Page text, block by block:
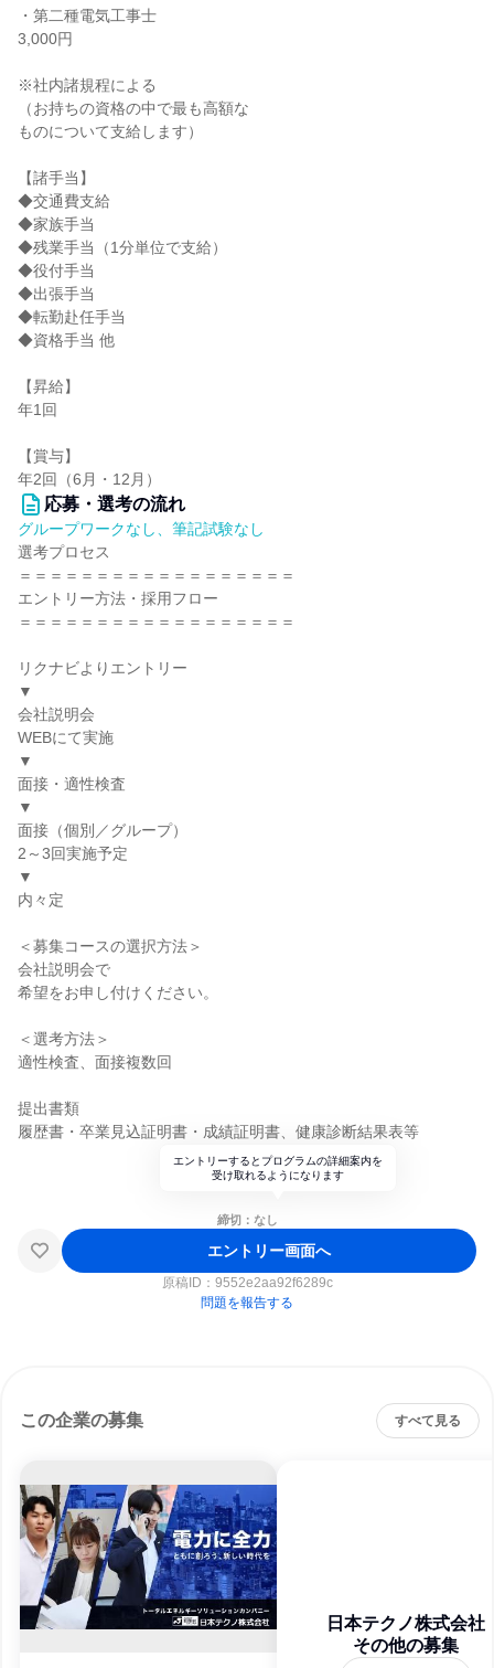
・第二種電気工事士
3,000円
※社内諸規程による
（お持ちの資格の中で最も高額な
ものについて支給します）
【諸手当】
◆交通費支給
◆家族手当
◆残業手当（1分単位で支給）
◆役付手当
◆出張手当
◆転勤赴任手当
◆資格手当 他
【昇給】
年1回
【賞与】
年2回（6月・12月）
応募・選考の流れ
グループワークなし、筆記試験なし
選考プロセス
＝＝＝＝＝＝＝＝＝＝＝＝＝＝＝＝＝＝
エントリー方法・採用フロー
＝＝＝＝＝＝＝＝＝＝＝＝＝＝＝＝＝＝
リクナビよりエントリー
▼
会社説明会
WEBにて実施
▼
面接・適性検査
▼
面接（個別／グループ）
2～3回実施予定
▼
内々定
＜募集コースの選択方法＞
会社説明会で
希望をお申し付けください。
＜選考方法＞
適性検査、面接複数回
提出書類
履歴書・卒業見込証明書・成績証明書、健康診断結果表等
エントリーするとプログラムの詳細案内を
受け取れるようになります
締切：なし
エントリー画面へ
原稿ID： 9552e2aa92f6289c
問題を報告する
この企業の募集 すべて見る
日本テクノ株式会社
その他の募集